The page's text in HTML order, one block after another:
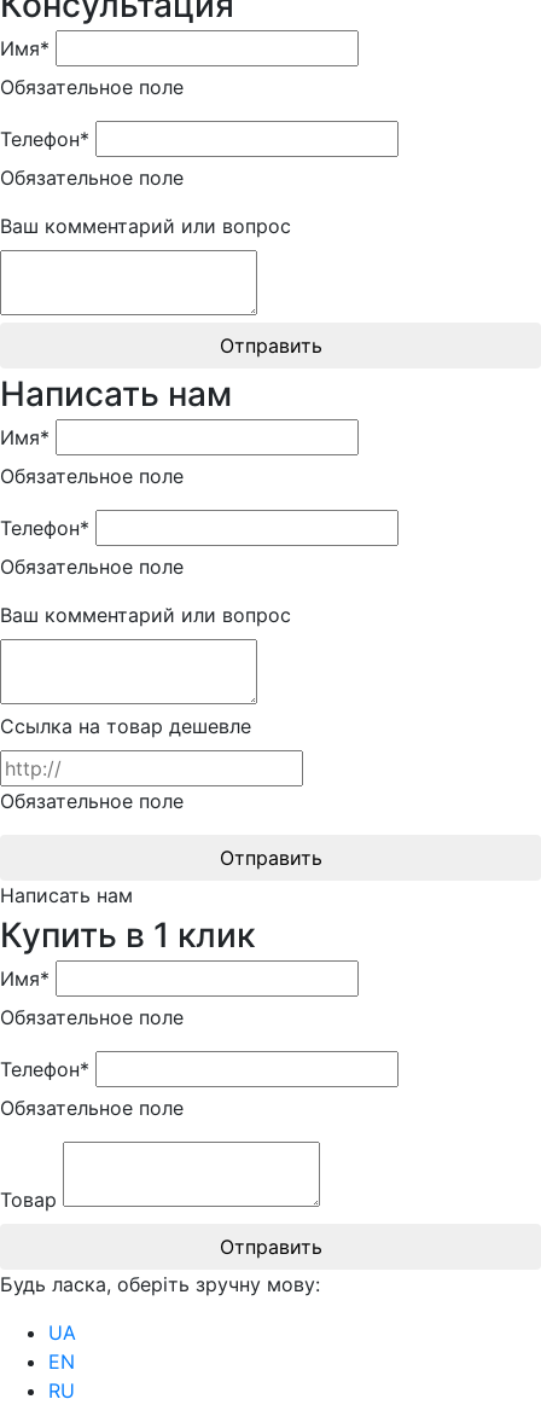
Имя*
Обязательное поле
Телефон*
Обязательное поле
Ваш комментарий или вопрос
Отправить
Написать нам
Имя*
Обязательное поле
Телефон*
Обязательное поле
Ваш комментарий или вопрос
Ссылка на товар дешевле
Обязательное поле
Отправить
Написать нам
Купить в 1 клик
Имя*
Обязательное поле
Телефон*
Обязательное поле
Товар
Отправить
Будь ласка, оберіть зручну мову:
UA
EN
RU